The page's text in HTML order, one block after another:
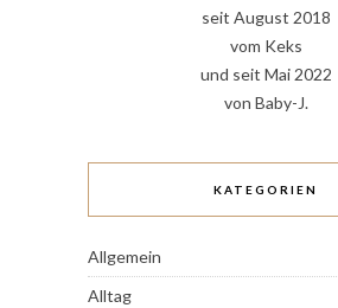
seit August 2018
vom Keks
und seit Mai 2022
von Baby-J.
KATEGORIEN
Allgemein
Alltag